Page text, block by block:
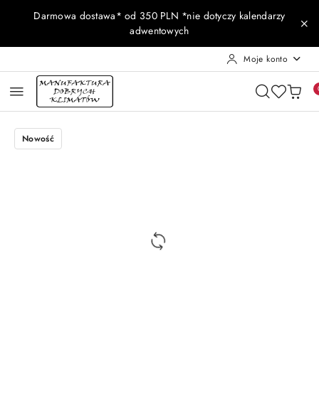
Przejdź do treści głównej
Przejdź do wyszukiwarki
Przejdź do moje konto
Przejdź do menu głównego
Przejdź do opisu produktu
Przejdź do stopki
Darmowa dostawa* od 350 PLN *nie dotyczy kalendarzy
adwentowych
Moje konto
Nowość